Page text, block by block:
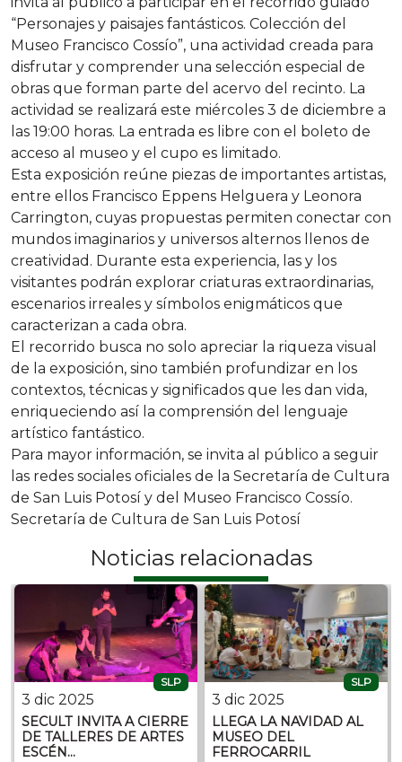
“Personajes y paisajes fantásticos. Colección del
Museo Francisco Cossío”, una actividad creada para
disfrutar y comprender una selección especial de
obras que forman parte del acervo del recinto. La
actividad se realizará este miércoles 3 de diciembre a
las 19:00 horas. La entrada es libre con el boleto de
acceso al museo y el cupo es limitado.
Esta exposición reúne piezas de importantes artistas,
entre ellos Francisco Eppens Helguera y Leonora
Carrington, cuyas propuestas permiten conectar con
mundos imaginarios y universos alternos llenos de
creatividad. Durante esta experiencia, las y los
visitantes podrán explorar criaturas extraordinarias,
escenarios irreales y símbolos enigmáticos que
caracterizan a cada obra.
El recorrido busca no solo apreciar la riqueza visual
de la exposición, sino también profundizar en los
contextos, técnicas y significados que les dan vida,
enriqueciendo así la comprensión del lenguaje
artístico fantástico.
Para mayor información, se invita al público a seguir
las redes sociales oficiales de la Secretaría de Cultura
de San Luis Potosí y del Museo Francisco Cossío.
Secretaría de Cultura de San Luis Potosí
Noticias relacionadas
SLP
3 dic 2025
SECULT INVITA A CIERRE
DE TALLERES DE ARTES
ESCÉN…
SLP
3 dic 2025
LLEGA LA NAVIDAD AL
MUSEO DEL
FERROCARRIL